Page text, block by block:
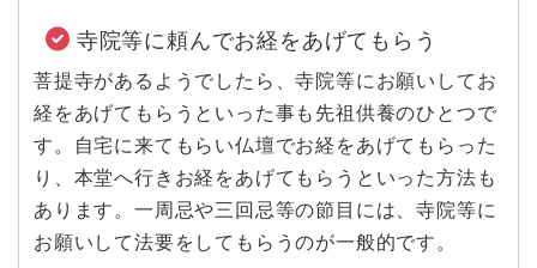
寺院等に頼んでお経をあげてもらう
菩提寺があるようでしたら、寺院等にお願いしてお
経をあげてもらうといった事も先祖供養のひとつで
す。自宅に来てもらい仏壇でお経をあげてもらった
り、本堂へ行きお経をあげてもらうといった方法も
あります。一周忌や三回忌等の節目には、寺院等に
お願いして法要をしてもらうのが一般的です。